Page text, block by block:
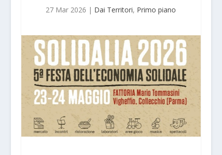
27 Mar 2026 | Dai Territori, Primo piano